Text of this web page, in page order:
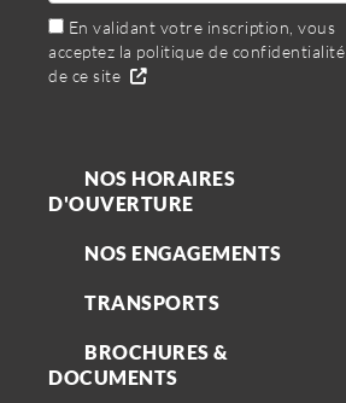
En validant votre inscription, vous
acceptez la politique de confidentialité
de ce site
NOS HORAIRES
D'OUVERTURE
NOS ENGAGEMENTS
TRANSPORTS
BROCHURES &
DOCUMENTS